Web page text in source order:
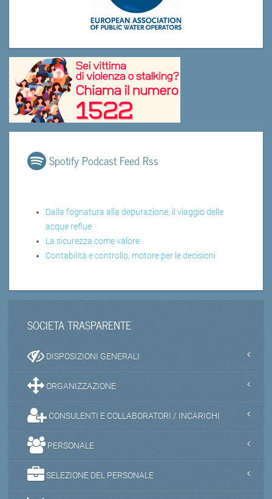
Spotify Podcast Feed Rss
Dalla fognatura alla depurazione, il viaggio delle
acque reflue
La sicurezza come valore
Contabilità e controllo, motore per le decisioni
SOCIETA TRASPARENTE
DISPOSIZIONI GENERALI
ORGANIZZAZIONE
CONSULENTI E COLLABORATORI / INCARICHI
PERSONALE
SELEZIONE DEL PERSONALE